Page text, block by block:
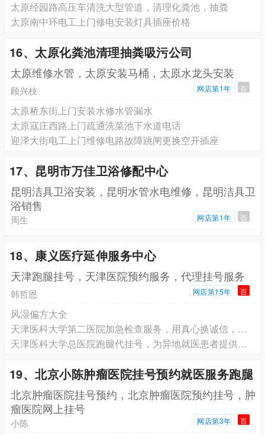
太原经园路高压车清洗大型管道，清理化粪池，抽粪
太原南中环电工上门修电安装灯具插座价格
16、太原化粪池清理抽粪吸污公司
太原维修水管，太原安装马桶，太原水龙头安装
顾兴枝 网店第1年 百
太原桥东街上门安装水修水管漏水
太原寇庄西路上门疏通洗菜池下水道电话
迎泽大街电工上门维修电路故障跳闸更换空开插座
17、昆明市万佳卫浴修配中心
昆明洁具卫浴安装，昆明水管水电维修，昆明洁具卫
浴销售
周生 网店第1年 百
18、康义医疗延伸服务中心
天津跑腿挂号，天津医院预约服务，代理挂号服务
韩哲恩 网店第15年 百
风湿偏方大全
天津医科大学第二医院加急检查服务，用真心换诚信，优质服务请放心
天津医科大学总医院跑腿代挂号，为异地就医患者提供便捷
19、北京小陈肿瘤医院挂号预约就医服务跑腿
北京肿瘤医院挂号预约，北京肿瘤医院预约挂号，肿
瘤医院网上挂号
小陈 网店第3年 百